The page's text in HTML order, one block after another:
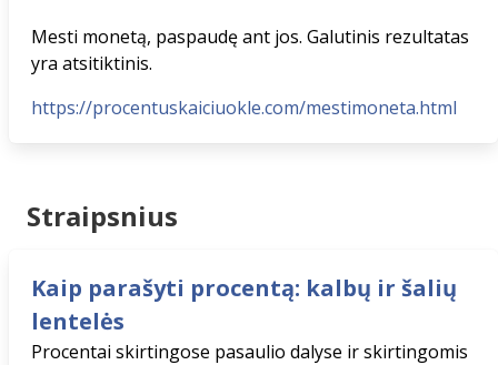
Mesti monetą, paspaudę ant jos. Galutinis rezultatas
yra atsitiktinis.
https://procentuskaiciuokle.com/mestimoneta.html
Straipsnius
Kaip parašyti procentą: kalbų ir šalių
lentelės
Procentai skirtingose pasaulio dalyse ir skirtingomis